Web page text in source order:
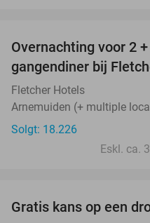
Overnachting voor 2
gangendiner bij
Fletcher Hotels
Arnemuiden (+ multiple
Solgt: 18.226
Eskl. ca.
Gratis kans op een